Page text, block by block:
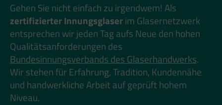
Gehen Sie nicht einfach zu irgendwem! Als
zertifizierter Innungsglaserim Glasernetzwerk
entsprechen wir jeden Tag aufs Neue den hohen
Qualitätsanforderungen des
Bundesinnungsverbands des Glaserhandwerks.
Wir stehen für Erfahrung, Tradition, Kundennähe
und handwerkliche Arbeit auf geprüft hohem
Niveau.